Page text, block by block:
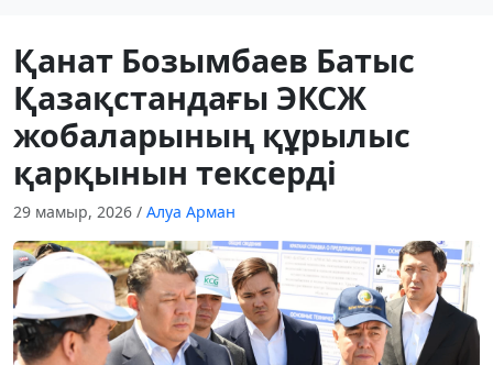
Қанат Бозымбаев Батыс
Қазақстандағы ЭКСЖ
жобаларының құрылыс
қарқынын тексерді
29 мамыр, 2026 / Алуа Арман